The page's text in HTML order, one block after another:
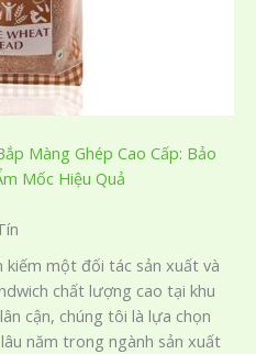
Màng Ghép Cao Cấp: Bảo
Mốc Hiệu Quả
kiếm một đối tác sản xuất và
chất lượng cao tại khu
cận, chúng tôi là lựa chọn
năm trong ngành sản xuất